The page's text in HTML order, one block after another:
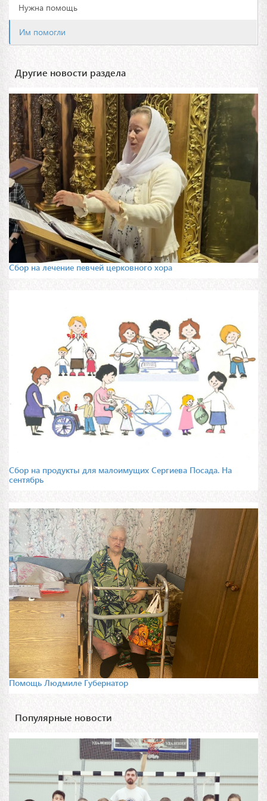
Нужна помощь
Им помогли
Другие новости раздела
Сбор на лечение певчей церковного хора
Сбор на продукты для малоимущих Сергиева Посада. На
сентябрь
Помощь Людмиле Губернатор
Популярные новости